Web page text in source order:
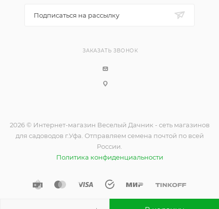
Подписаться на рассылку
ЗАКАЗАТЬ ЗВОНОК
2026 © Интернет-магазин Веселый Дачник - сеть магазинов
для садоводов г.Уфа. Отправляем семена почтой по всей
России.
Политика конфиденциальности